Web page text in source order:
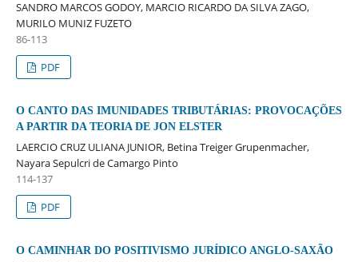
SANDRO MARCOS GODOY, MARCIO RICARDO DA SILVA ZAGO,
MURILO MUNIZ FUZETO
86-113
PDF
O CANTO DAS IMUNIDADES TRIBUTÁRIAS: PROVOCAÇÕES
A PARTIR DA TEORIA DE JON ELSTER
LAERCIO CRUZ ULIANA JUNIOR, Betina Treiger Grupenmacher,
Nayara Sepulcri de Camargo Pinto
114-137
PDF
O CAMINHAR DO POSITIVISMO JURÍDICO ANGLO-SAXÃO